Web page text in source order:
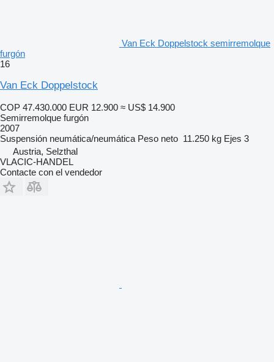
Van Eck Doppelstock semirremolque
furgón
16
Van Eck Doppelstock
COP 47.430.000 EUR 12.900 ≈ US$ 14.900
Semirremolque furgón
2007
Suspensión neumática/neumática Peso neto 11.250 kg Ejes 3
Austria, Selzthal
VLACIC-HANDEL
Contacte con el vendedor